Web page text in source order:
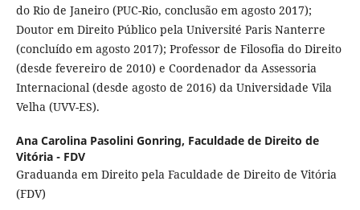
do Rio de Janeiro (PUC-Rio, conclusão em agosto 2017);
Doutor em Direito Público pela Université Paris Nanterre
(concluído em agosto 2017); Professor de Filosofia do Direito
(desde fevereiro de 2010) e Coordenador da Assessoria
Internacional (desde agosto de 2016) da Universidade Vila
Velha (UVV-ES).
Ana Carolina Pasolini Gonring, Faculdade de Direito de
Vitória - FDV
Graduanda em Direito pela Faculdade de Direito de Vitória
(FDV)